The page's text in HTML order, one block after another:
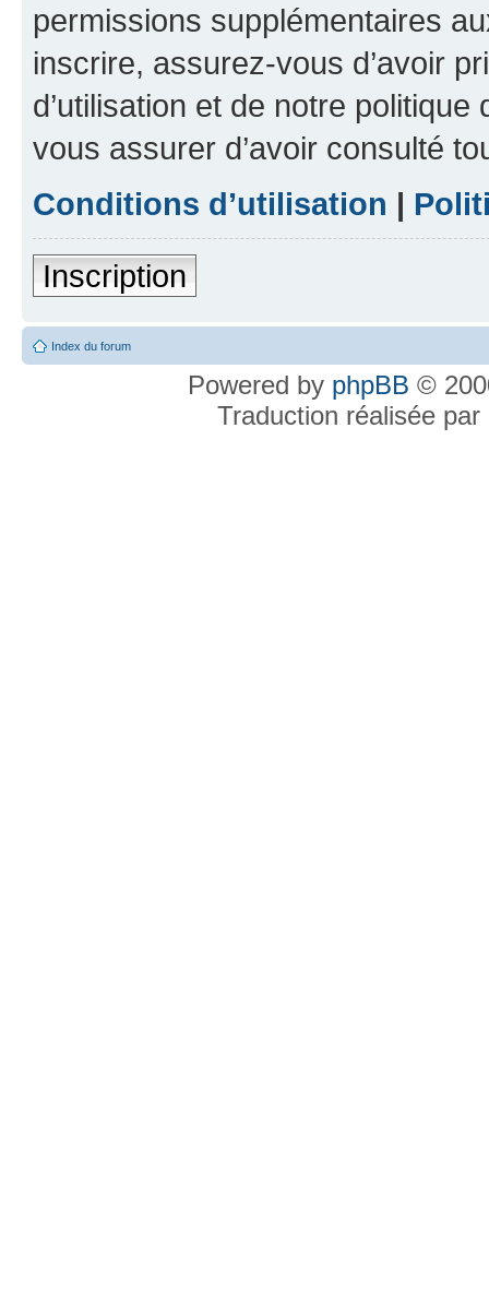
permissions supplémentaires
inscrire, assurez-vous d’avoir
d’utilisation et de notre
vous assurer d’avoir consulté
Conditions d’utilisation |
Inscription
Index du forum
Powered by phpBB ©
Traduction réalisée par